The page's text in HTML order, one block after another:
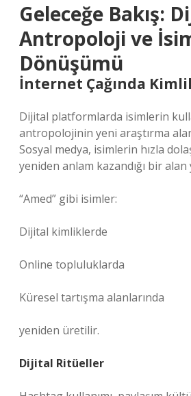
Geleceğe Bakış:
Antropoloji ve
Dönüşümü
İnternet Çağında
Dijital platformlarda isimlerin
antropolojinin yeni araştırma
Sosyal medya, isimlerin hızla
yeniden anlam kazandığı bir alan
“Amed” gibi isimler:
Dijital kimliklerde
Online topluluklarda
Küresel tartışma alanlarında
yeniden üretilir.
Dijital Ritüeller